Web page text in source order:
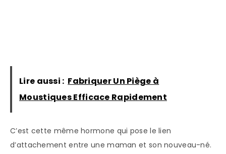
Lire aussi : Fabriquer Un Piège à
Moustiques Efficace Rapidement
C’est cette même hormone qui pose le lien
d’attachement entre une maman et son nouveau-né.